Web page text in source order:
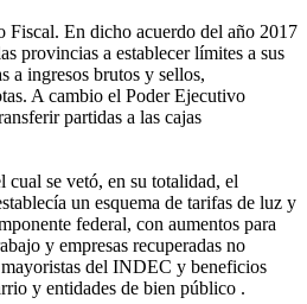
En dicho acuerdo del año 2017
provincias a establecer límites a sus
a ingresos brutos y sellos,
A cambio el Poder Ejecutivo
partidas a las cajas
se vetó, en su totalidad, el
un esquema de tarifas de luz y
federal, con aumentos para
y empresas recuperadas no
del INDEC y beneficios
y entidades de bien público .